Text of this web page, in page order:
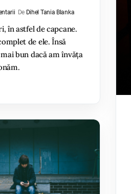
De Dihel Tania Blanka
în astfel de capcane.
de ele. Însă
bun dacă am învăța